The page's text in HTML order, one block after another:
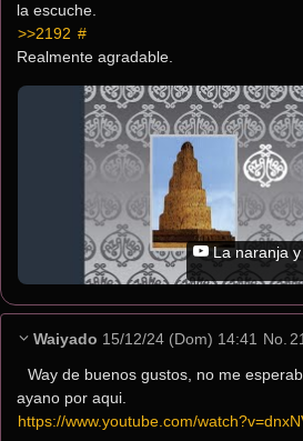
la escuche.
>>2192 #
Realmente agradable.
La naranja
Waiyado 15/12/24 (Dom) 14:41 No.
Way de buenos gustos, no me
ayano por aqui.
https://www.youtube.com/